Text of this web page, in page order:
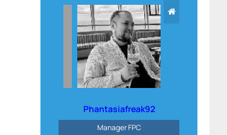
Phantasiafreak92
Manager FPC